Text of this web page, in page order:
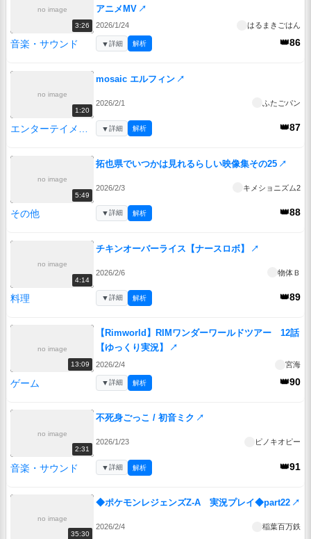
no image
3:26
アニメMV ↗
2026/1/24 はるまきごはん
音楽・サウンド 👑86
▼詳細 解析
no image
1:20
mosaic エルフィン ↗
2026/2/1 ふたごパン
👑87
▼詳細 解析
no image
5:49
拓也県でいつかは見れるらしい映像集その25 ↗
2026/2/3 キメショニズム2
その他 👑88
▼詳細 解析
no image
4:14
チキンオーバーライス【ナースロボ】 ↗
2026/2/6 物体Ｂ
料理 👑89
▼詳細 解析
no image
13:09
【Rimworld】RIMワンダーワールドツアー 12話
【ゆっくり実況】
↗
2026/2/4 宮海
ゲーム 👑90
▼詳細 解析
no image
2:31
不死身ごっこ / 初音ミク ↗
2026/1/23 ピノキオピー
音楽・サウンド 👑91
▼詳細 解析
no image
35:30
◆ポケモンレジェンズZ-A 実況プレイ◆part22 ↗
2026/2/4 稲葉百万鉄